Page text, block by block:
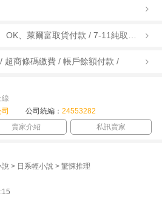
超商條碼繳費 / 帳戶餘額付款 /
線
公司統編： 24553282
賣家介紹 私訊賣家
> 日系輕小說 > 驚悚推理